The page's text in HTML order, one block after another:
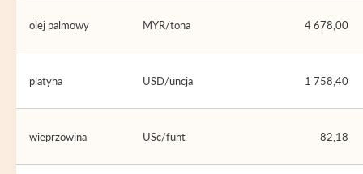
olej palmowy MYR/tona 4 678,00
platyna USD/uncja 1 758,40
wieprzowina USc/funt 82,18